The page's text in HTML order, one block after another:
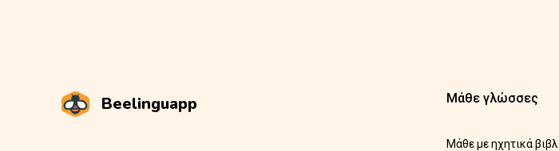
Beelinguapp Μάθε γλώσσες
Μάθε με ηχητικά